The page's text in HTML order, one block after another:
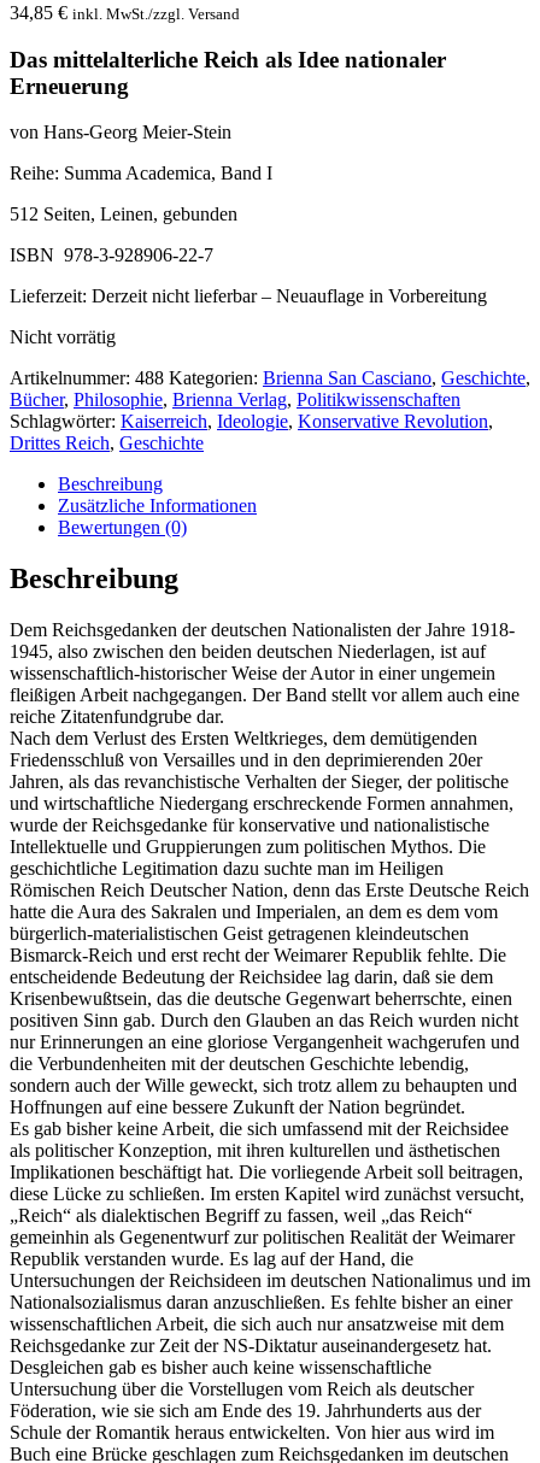
34,85 € inkl. MwSt./zzgl. Versand
Das mittelalterliche Reich als Idee nationaler
Erneuerung
von Hans-Georg Meier-Stein
Reihe: Summa Academica, Band I
512 Seiten, Leinen, gebunden
ISBN 978-3-928906-22-7
Lieferzeit: Derzeit nicht lieferbar – Neuauflage in Vorbereitung
Nicht vorrätig
Artikelnummer: 488 Kategorien: Brienna San Casciano, Geschichte,
Bücher, Philosophie, Brienna Verlag, Politikwissenschaften
Schlagwörter: Kaiserreich, Ideologie, Konservative Revolution,
Drittes Reich, Geschichte
Beschreibung
Zusätzliche Informationen
Bewertungen (0)
Beschreibung
Dem Reichsgedanken der deutschen Nationalisten der Jahre 1918-
1945, also zwischen den beiden deutschen Niederlagen, ist auf
wissenschaftlich-historischer Weise der Autor in einer ungemein
fleißigen Arbeit nachgegangen. Der Band stellt vor allem auch eine
reiche Zitatenfundgrube dar.
Nach dem Verlust des Ersten Weltkrieges, dem demütigenden
Friedensschluß von Versailles und in den deprimierenden 20er
Jahren, als das revanchistische Verhalten der Sieger, der politische
und wirtschaftliche Niedergang erschreckende Formen annahmen,
wurde der Reichsgedanke für konservative und nationalistische
Intellektuelle und Gruppierungen zum politischen Mythos. Die
geschichtliche Legitimation dazu suchte man im Heiligen
Römischen Reich Deutscher Nation, denn das Erste Deutsche Reich
hatte die Aura des Sakralen und Imperialen, an dem es dem vom
bürgerlich-materialistischen Geist getragenen kleindeutschen
Bismarck-Reich und erst recht der Weimarer Republik fehlte. Die
entscheidende Bedeutung der Reichsidee lag darin, daß sie dem
Krisenbewußtsein, das die deutsche Gegenwart beherrschte, einen
positiven Sinn gab. Durch den Glauben an das Reich wurden nicht
nur Erinnerungen an eine gloriose Vergangenheit wachgerufen und
die Verbundenheiten mit der deutschen Geschichte lebendig,
sondern auch der Wille geweckt, sich trotz allem zu behaupten und
Hoffnungen auf eine bessere Zukunft der Nation begründet.
Es gab bisher keine Arbeit, die sich umfassend mit der Reichsidee
als politischer Konzeption, mit ihren kulturellen und ästhetischen
Implikationen beschäftigt hat. Die vorliegende Arbeit soll beitragen,
diese Lücke zu schließen. Im ersten Kapitel wird zunächst versucht,
„Reich“ als dialektischen Begriff zu fassen, weil „das Reich“
gemeinhin als Gegenentwurf zur politischen Realität der Weimarer
Republik verstanden wurde. Es lag auf der Hand, die
Untersuchungen der Reichsideen im deutschen Nationalimus und im
Nationalsozialismus daran anzuschließen. Es fehlte bisher an einer
wissenschaftlichen Arbeit, die sich auch nur ansatzweise mit dem
Reichsgedanke zur Zeit der NS-Diktatur auseinandergesetz hat.
Desgleichen gab es bisher auch keine wissenschaftliche
Untersuchung über die Vorstellugen vom Reich als deutscher
Föderation, wie sie sich am Ende des 19. Jahrhunderts aus der
Schule der Romantik heraus entwickelten. Von hier aus wird im
Buch eine Brücke geschlagen zum Reichsgedanken im deutschen